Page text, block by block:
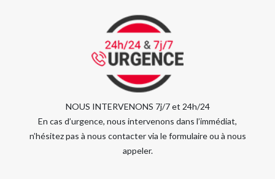
NOUS INTERVENONS 7j/7 et 24h/24
En cas d’urgence, nous intervenons dans l’immédiat,
n’hésitez pas à nous contacter via le formulaire ou à nous
appeler.